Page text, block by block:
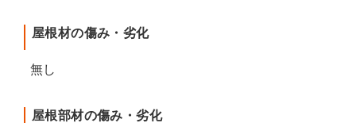
屋根材の傷み・劣化
無し
屋根部材の傷み・劣化